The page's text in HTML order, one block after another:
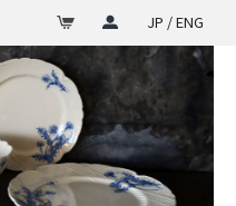
JP / ENG